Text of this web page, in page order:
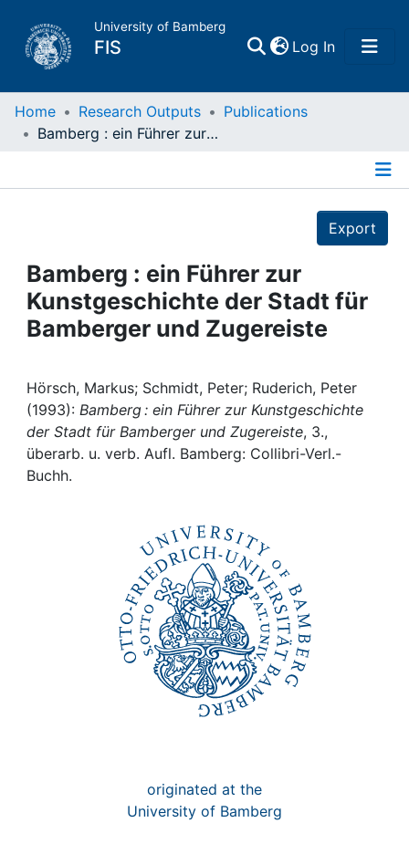
University of Bamberg
FIS Log In(current)
Home
Projects
People
Awards
My FIS
Home Research Outputs
Publications
Bamberg : ein Führer zur Kunstgeschichte der Stadt für Bamberger und Zugereiste
Export
Bamberg : ein Führer zur
Kunstgeschichte der Stadt für
Bamberger und Zugereiste
Hörsch, Markus; Schmidt, Peter; Ruderich, Peter
(1993): Bamberg : ein Führer zur Kunstgeschichte
der Stadt für Bamberger und Zugereiste, 3.,
überarb. u. verb. Aufl. Bamberg: Collibri-Verl.-
Buchh.
originated at the
University of Bamberg